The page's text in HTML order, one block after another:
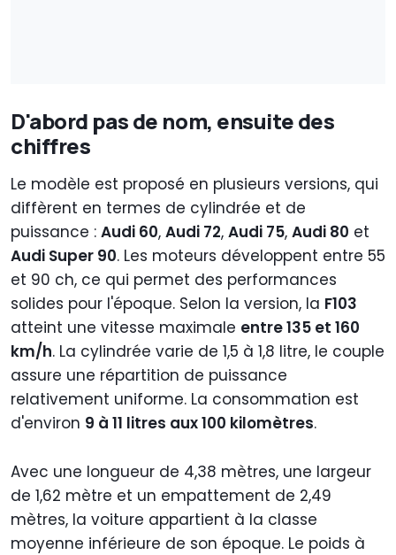
D'abord pas de nom, ensuite des
chiffres
Le modèle est proposé en plusieurs versions, qui
diffèrent en termes de cylindrée et de
puissance : Audi 60, Audi 72, Audi 75, Audi 80 et
Audi Super 90. Les moteurs développent entre 55
et 90 ch, ce qui permet des performances
solides pour l'époque. Selon la version, la F103
atteint une vitesse maximale entre 135 et 160
km/h. La cylindrée varie de 1,5 à 1,8 litre, le couple
assure une répartition de puissance
relativement uniforme. La consommation est
d'environ 9 à 11 litres aux 100 kilomètres.
Avec une longueur de 4,38 mètres, une largeur
de 1,62 mètre et un empattement de 2,49
mètres, la voiture appartient à la classe
moyenne inférieure de son époque. Le poids à